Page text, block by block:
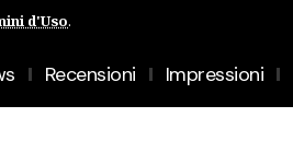
d'Uso.
Recensioni Impressioni